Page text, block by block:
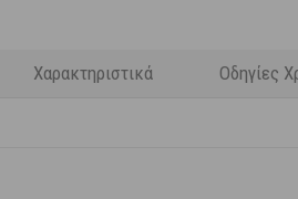
Χαρακτηριστικά Οδηγίες